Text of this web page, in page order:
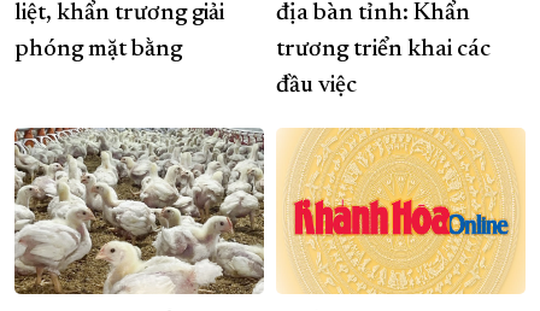
liệt, khẩn trương giải
phóng mặt bằng
địa bàn tỉnh: Khẩn
trương triển khai các
đầu việc